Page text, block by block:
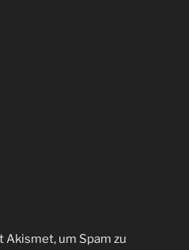
um Spam zu